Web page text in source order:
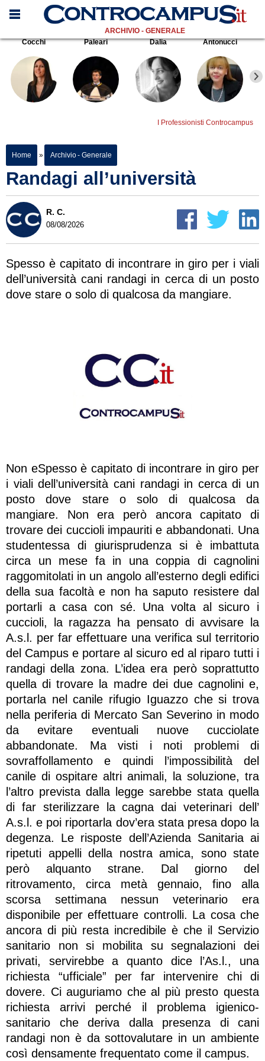
ARCHIVIO - GENERALE
Cocchi
Paleari Dalia Antonucci
I Professionisti Controcampus
Home » Archivio - Generale
Randagi all’università
R. C.
08/08/2026
Spesso è capitato di incontrare in giro per i viali
dell’università cani randagi in cerca di un posto
dove stare o solo di qualcosa da mangiare.
Non eSpesso è capitato di incontrare in giro per
i viali dell’università cani randagi in cerca di un
posto dove stare o solo di qualcosa da
mangiare. Non era però ancora capitato di
trovare dei cuccioli impauriti e abbandonati. Una
studentessa di giurisprudenza si è imbattuta
circa un mese fa in una coppia di cagnolini
raggomitolati in un angolo all’esterno degli edifici
della sua facoltà e non ha saputo resistere dal
portarli a casa con sé. Una volta al sicuro i
cuccioli, la ragazza ha pensato di avvisare la
A.s.l. per far effettuare una verifica sul territorio
del Campus e portare al sicuro ed al riparo tutti i
randagi della zona. L’idea era però soprattutto
quella di trovare la madre dei due cagnolini e,
portarla nel canile rifugio Iguazzo che si trova
nella periferia di Mercato San Severino in modo
da evitare eventuali nuove cucciolate
abbandonate. Ma visti i noti problemi di
sovraffollamento e quindi l’impossibilità del
canile di ospitare altri animali, la soluzione, tra
l’altro prevista dalla legge sarebbe stata quella
di far sterilizzare la cagna dai veterinari dell’
A.s.l. e poi riportarla dov’era stata presa dopo la
degenza. Le risposte dell’Azienda Sanitaria ai
ripetuti appelli della nostra amica, sono state
però alquanto strane. Dal giorno del
ritrovamento, circa metà gennaio, fino alla
scorsa settimana nessun veterinario era
disponibile per effettuare controlli. La cosa che
ancora di più resta incredibile è che il Servizio
sanitario non si mobilita su segnalazioni dei
privati, servirebbe a quanto dice l’As.l., una
richiesta “ufficiale” per far intervenire chi di
dovere. Ci auguriamo che al più presto questa
richiesta arrivi perché il problema igienico-
sanitario che deriva dalla presenza di cani
randagi non è da sottovalutare in un ambiente
così densamente frequentato come il campus.